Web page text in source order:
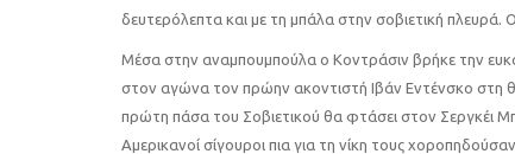
δευτερόλεπτα και με τη μπάλα στην σοβιετική πλευρά.
Μέσα στην αναμπουμπούλα ο Κοντράσιν βρήκε την
στον αγώνα τον πρώην ακοντιστή Ιβάν Εντένσκο
πρώτη πάσα του Σοβιετικού θα φτάσει στον Σεργκέι
Αμερικανοί σίγουροι πια για τη νίκη τους